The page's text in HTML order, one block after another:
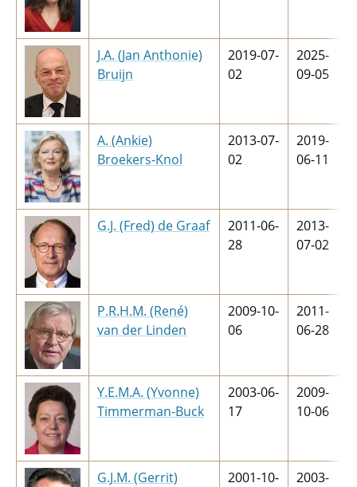
J.A. (Jan Anthonie)
Bruijn
2019-07-
02
2025-
09-05
A. (Ankie)
Broekers-Knol
2013-07-
02
2019-
06-11
G.J. (Fred) de Graaf
2011-06-
28
2013-
07-02
P.R.H.M. (René)
van der Linden
2009-10-
06
2011-
06-28
Y.E.M.A. (Yvonne)
Timmerman-Buck
2003-06-
17
2009-
10-06
G.J.M. (Gerrit)
2001-10-
2003-